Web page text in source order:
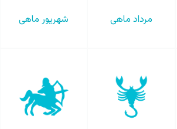
مرداد ماهی شهریور ماهی